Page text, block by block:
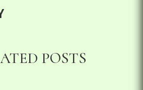
POSTS